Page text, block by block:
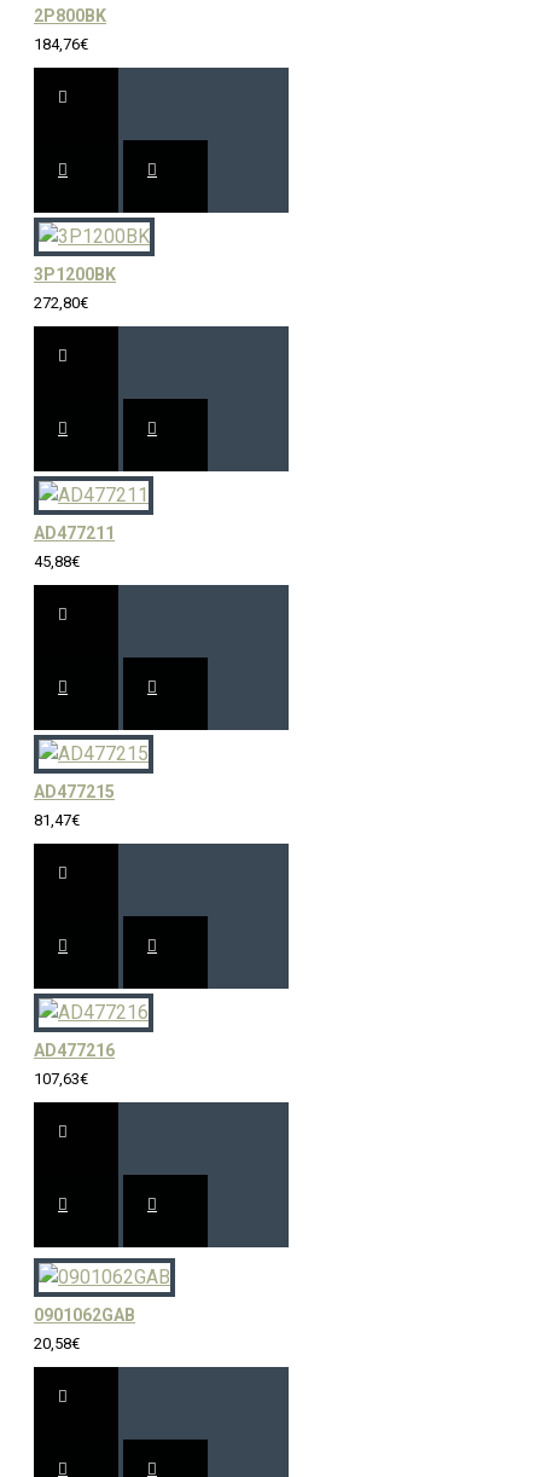
2P800BK
184,76€
3P1200BK
272,80€
AD477211
45,88€
AD477215
81,47€
AD477216
107,63€
0901062GAB
20,58€